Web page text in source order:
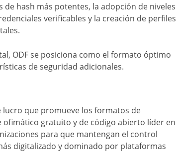
hash más potentes, la adopción de niveles
verificables y la creación de perfiles
ODF se posiciona como el formato óptimo
de seguridad adicionales.
lucro que promueve los formatos de
gratuito y de código abierto líder en
para que mantengan el control
digitalizado y dominado por plataformas